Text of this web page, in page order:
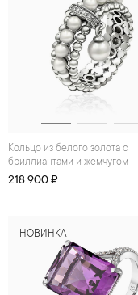
Кольцо из белого золота с
бриллиантами и жемчугом
218 900 ₽
НОВИНКА